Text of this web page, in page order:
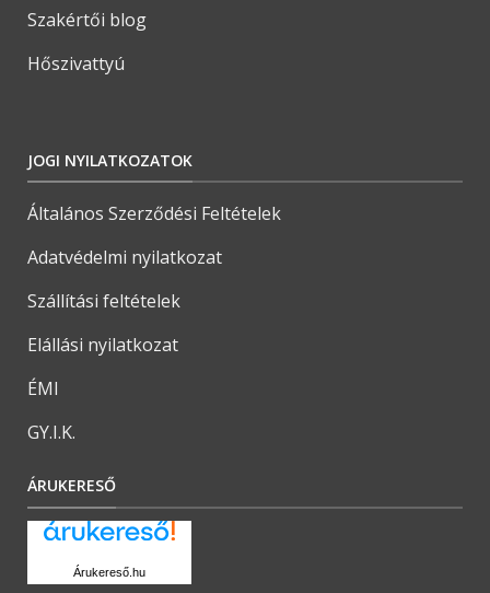
Szakértői blog
Hőszivattyú
JOGI NYILATKOZATOK
Általános Szerződési Feltételek
Adatvédelmi nyilatkozat
Szállítási feltételek
Elállási nyilatkozat
ÉMI
GY.I.K.
ÁRUKERESŐ
Árukereső.hu